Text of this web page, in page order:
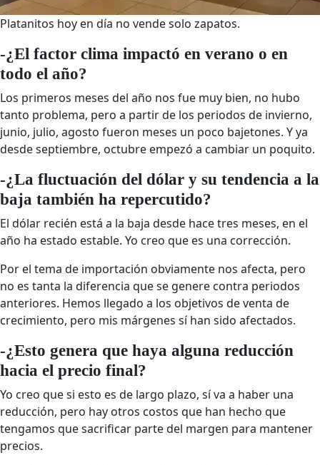
Platanitos hoy en día no vende solo zapatos.
-¿El factor clima impactó en verano o en
todo el año?
Los primeros meses del año nos fue muy bien, no hubo
tanto problema, pero a partir de los periodos de invierno,
junio, julio, agosto fueron meses un poco bajetones. Y ya
desde septiembre, octubre empezó a cambiar un poquito.
-¿La fluctuación del dólar y su tendencia a la
baja también ha repercutido?
El dólar recién está a la baja desde hace tres meses, en el
año ha estado estable. Yo creo que es una corrección.
Por el tema de importación obviamente nos afecta, pero
no es tanta la diferencia que se genere contra periodos
anteriores. Hemos llegado a los objetivos de venta de
crecimiento, pero mis márgenes sí han sido afectados.
-¿Esto genera que haya alguna reducción
hacia el precio final?
Yo creo que si esto es de largo plazo, sí va a haber una
reducción, pero hay otros costos que han hecho que
tengamos que sacrificar parte del margen para mantener
precios.